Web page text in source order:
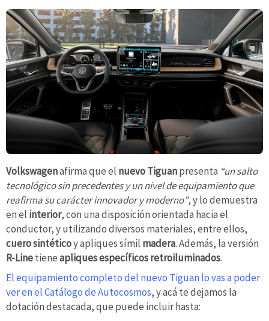
Volkswagenafirma que el nuevo Tiguanpresenta “un salto
tecnológico sin precedentes y un nivel de equipamiento que
reafirma su carácter innovador y moderno”, y lo demuestra
en el interior, con una disposición orientada hacia el
conductor, y utilizando diversos materiales, entre ellos,
cuero sintéticoy apliques símil madera. Además, la versión
R-Linetieneapliques específicos retroiluminados.
El equipamiento completo del nuevo Tiguan lo vas a poder
ver en el Catálogo de Autocosmos, y acá te dejamos la
dotación destacada, que puede incluir hasta: